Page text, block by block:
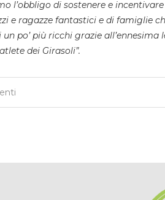
l’obbligo di sostenere e
e ragazze fantastici e di famiglie
po’ più ricchi grazie all’ennesima
dei Girasoli”.